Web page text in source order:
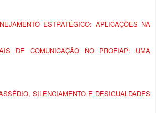
ESTRATÉGICO: APLICAÇÕES NA
DE COMUNICAÇÃO NO PROFIAP: UMA
SILENCIAMENTO E DESIGUALDADES